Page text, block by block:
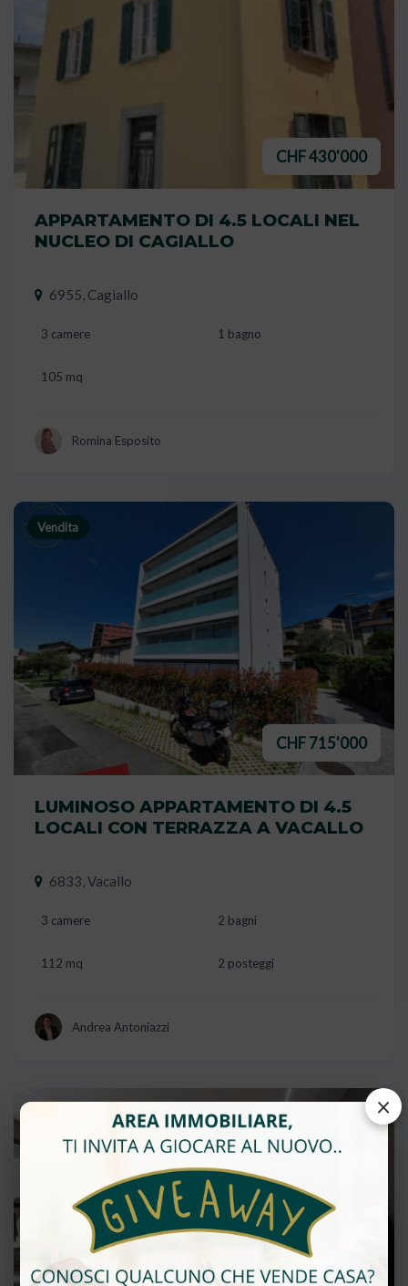
CHF 430'000
APPARTAMENTO DI 4.5 LOCALI NEL
NUCLEO DI CAGIALLO
6955, Cagiallo
3 camere 1 bagno
105 mq
Romina Esposito
Vendita
CHF 715'000
LUMINOSO APPARTAMENTO DI 4.5
LOCALI CON TERRAZZA A VACALLO
6833, Vacallo
3 camere 2 bagni
112 mq 2 posteggi
Andrea Antoniazzi
×